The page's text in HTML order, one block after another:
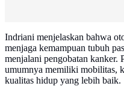
Indriani menjelaskan bahwa
menjaga kemampuan tubuh
menjalani pengobatan kanker.
umumnya memiliki mobilitas,
kualitas hidup yang lebih baik.